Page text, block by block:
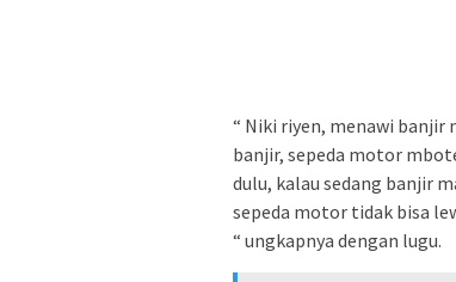
“ Niki riyen, menawi banjir
banjir, sepeda motor
dulu, kalau sedang banjir
sepeda motor tidak bisa
“ ungkapnya dengan lugu.